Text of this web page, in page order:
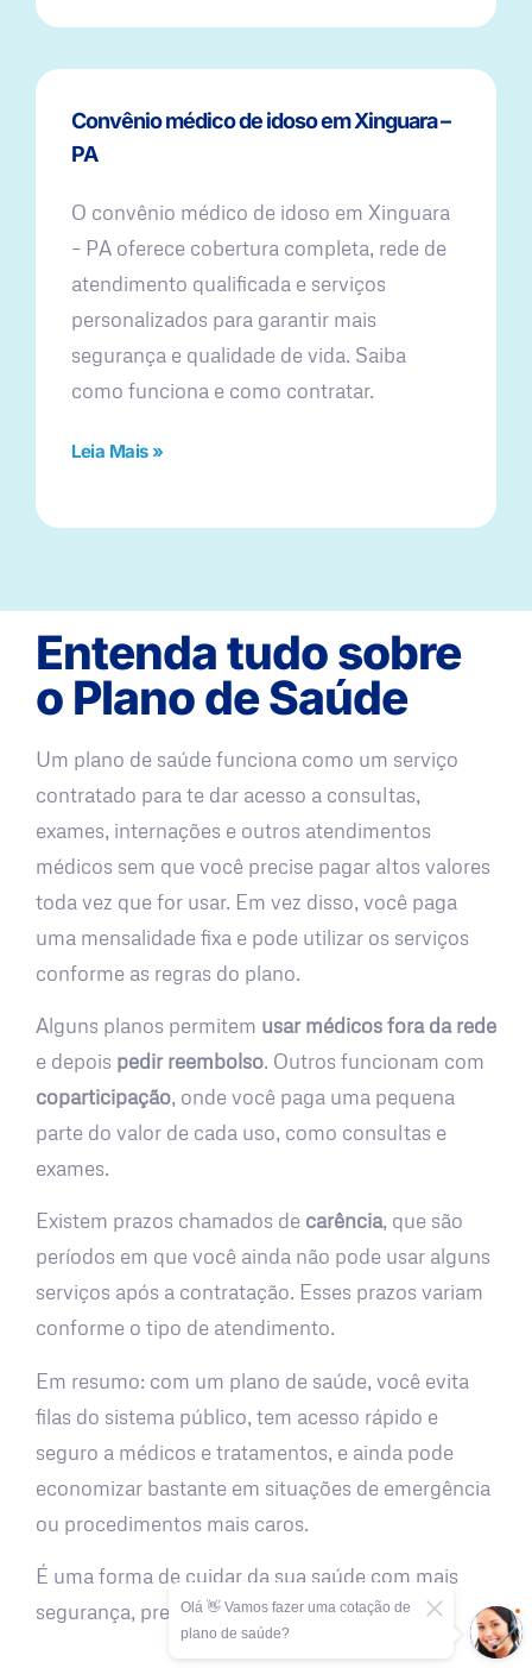
Convênio médico de idoso em Xinguara –
PA
O convênio médico de idoso em Xinguara
– PA oferece cobertura completa, rede de
atendimento qualificada e serviços
personalizados para garantir mais
segurança e qualidade de vida. Saiba
como funciona e como contratar.
Leia Mais »
Entenda tudo sobre
o Plano de Saúde
Um plano de saúde funciona como um serviço
contratado para te dar acesso a consultas,
exames, internações e outros atendimentos
médicos sem que você precise pagar altos valores
toda vez que for usar. Em vez disso, você paga
uma mensalidade fixa e pode utilizar os serviços
conforme as regras do plano.
Alguns planos permitem usar médicos fora da rede
e depois pedir reembolso. Outros funcionam com
coparticipação, onde você paga uma pequena
parte do valor de cada uso, como consultas e
exames.
Existem prazos chamados de carência, que são
períodos em que você ainda não pode usar alguns
serviços após a contratação. Esses prazos variam
conforme o tipo de atendimento.
Em resumo: com um plano de saúde, você evita
filas do sistema público, tem acesso rápido e
seguro a médicos e tratamentos, e ainda pode
economizar bastante em situações de emergência
ou procedimentos mais caros.
É uma forma de cuidar da sua saúde com mais
segurança, previsibilidade e tranquilidade.
Olá 👋 Vamos fazer uma cotação de
plano de saúde?